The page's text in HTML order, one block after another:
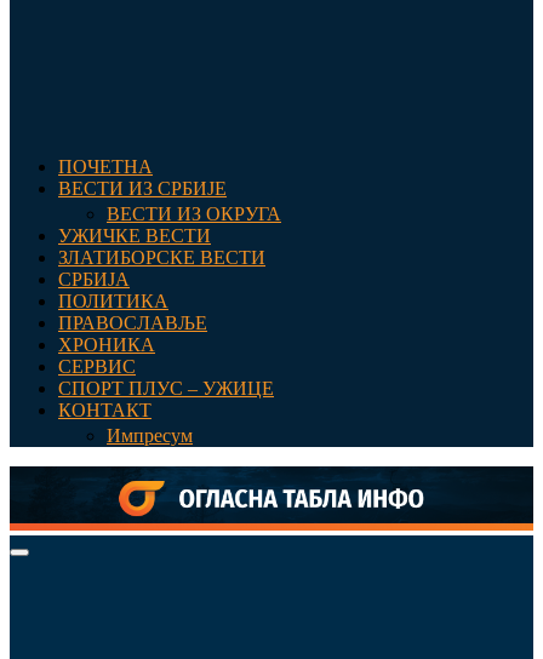
ПОЧЕТНА
ВЕСТИ ИЗ СРБИЈЕ
ВЕСТИ ИЗ ОКРУГА
УЖИЧКЕ ВЕСТИ
ЗЛАТИБОРСКЕ ВЕСТИ
СРБИЈА
ПОЛИТИКА
ПРАВОСЛАВЉЕ
ХРОНИКА
СЕРВИС
СПОРТ ПЛУС – УЖИЦЕ
КОНТАКТ
Импресум
Primary